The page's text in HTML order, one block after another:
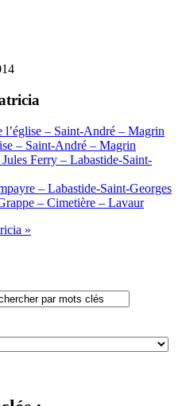
– Saint-André – Magrin
– Saint-André – Magrin
Ferry – Labastide-Saint-
– Labastide-Saint-Georges
– Cimetière – Lavaur
»